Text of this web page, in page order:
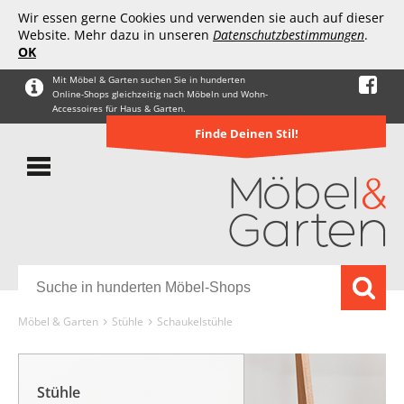
Wir essen gerne Cookies und verwenden sie auch auf dieser
Website. Mehr dazu in unseren Datenschutzbestimmungen.
OK
Mit Möbel & Garten suchen Sie in hunderten
Online-Shops gleichzeitig nach Möbeln und Wohn-
Accessoires für Haus & Garten.
Finde Deinen Stil!
Möbel & Garten Stühle Schaukelstühle
Stühle